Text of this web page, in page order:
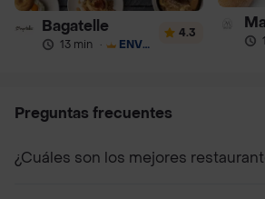
Bagatelle
13 min · ENVÍO GRATIS
4.3
Preguntas frecuentes
¿Cuáles son los mejores